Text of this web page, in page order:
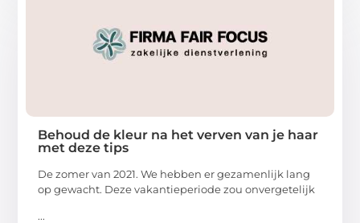
Behoud de kleur na het verven van je haar
met deze tips
De zomer van 2021. We hebben er gezamenlijk lang
op gewacht. Deze vakantieperiode zou onvergetelijk
...